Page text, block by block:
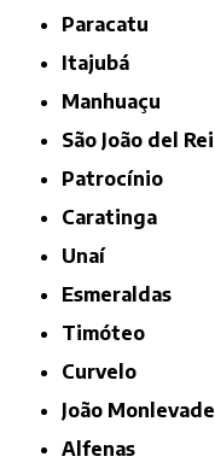
Paracatu
Itajubá
Manhuaçu
São João del Rei
Patrocínio
Caratinga
Unaí
Esmeraldas
Timóteo
Curvelo
João Monlevade
Alfenas